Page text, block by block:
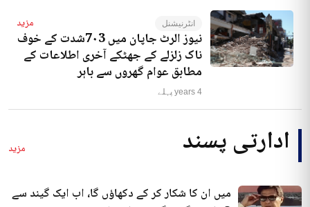
انٹرنیشنل مزید
نیوز الرٹ جاپان میں 7۰3شدت کے خوف
ناک زلزلے کے جھٹکے آخری اطلاعات کے
مطابق عوام گھروں سے باہر
4 years پہلے
ادارتی پسند مزید
میں ان کا شکار کر کے دکھاؤں گا، اب ایک گیند سے